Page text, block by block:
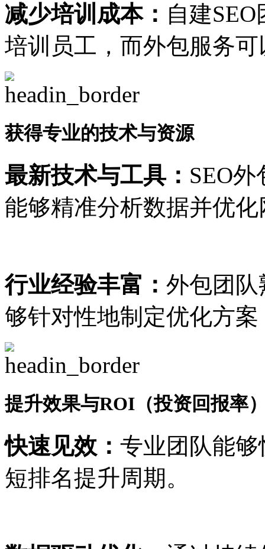
减少培训成本： 自建
培训员工，而外包服务
获得专业的技术与资源
最新技术与工具： SEO
能够精准分析数据并优化
行业经验丰富： 外包团队
够针对性地制定优化方
提升效果与ROI（投资回报率
快速见效： 专业团队能
短排名提升周期。